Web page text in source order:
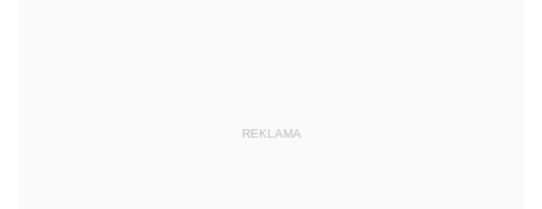
REKLAMA